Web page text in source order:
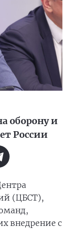
оборону и
России
(ЦБСТ),
внедрение с